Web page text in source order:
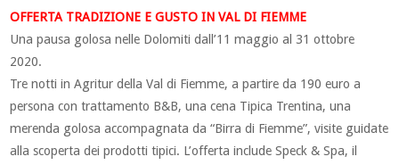
OFFERTA TRADIZIONE E GUSTO IN VAL DI FIEMME
Una pausa golosa nelle Dolomiti dall’11 maggio al 31 ottobre
2020.
Tre notti in Agritur della Val di Fiemme, a partire da 190 euro a
persona con trattamento B&B, una cena Tipica Trentina, una
merenda golosa accompagnata da “Birra di Fiemme”, visite guidate
alla scoperta dei prodotti tipici. L’offerta include Speck & Spa, il